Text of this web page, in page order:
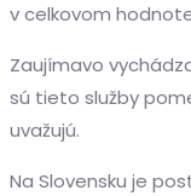
v celkovom
Zaujímavo
sú tieto služby
uvažujú.
Na Slovensku je